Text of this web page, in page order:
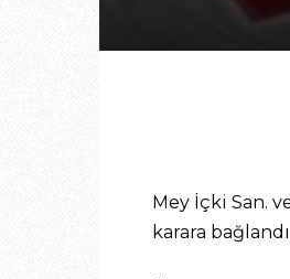
Mey İçki San.
karara